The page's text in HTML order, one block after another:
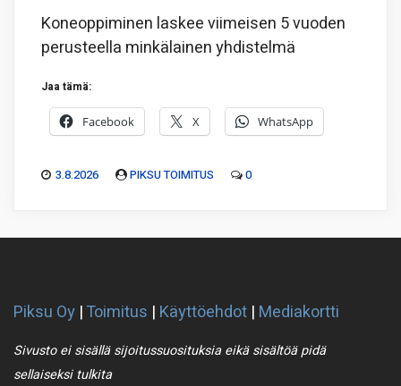
Koneoppiminen laskee viimeisen 5 vuoden
perusteella minkälainen yhdistelmä
Jaa tämä:
Facebook X WhatsApp
3.8.2026 PIKSU TOIMITUS 0
Piksu Oy |Toimitus | Käyttöehdot | Mediakortti
Sivusto ei sisällä sijoitussuosituksia eikä sisältöä pidä
sellaiseksi tulkita